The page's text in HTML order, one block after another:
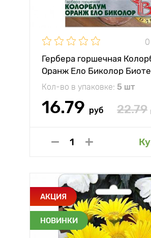
Гербера горшечная
Оранж Ело Биколор
Кол-во в упаковке: 5 шт
16.79 руб 22.79
АКЦИЯ
НОВИНКИ